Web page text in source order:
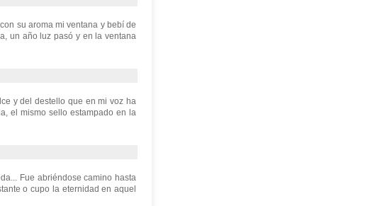
su aroma mi ventana y bebí de
un año luz pasó y en la ventana
y del destello que en mi voz ha
el mismo sello estampado en la
Fue abriéndose camino hasta
o cupo la eternidad en aquel